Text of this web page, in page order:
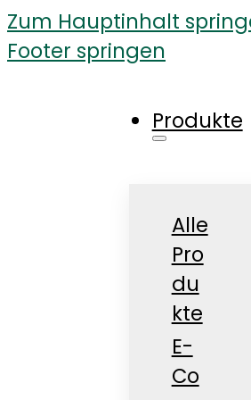
Zum Hauptinhalt
Footer springen
Produkte
Alle
Pro
du
kte
E-
Co